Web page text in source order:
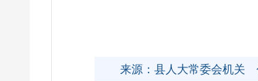
来源：县人大常委会机关